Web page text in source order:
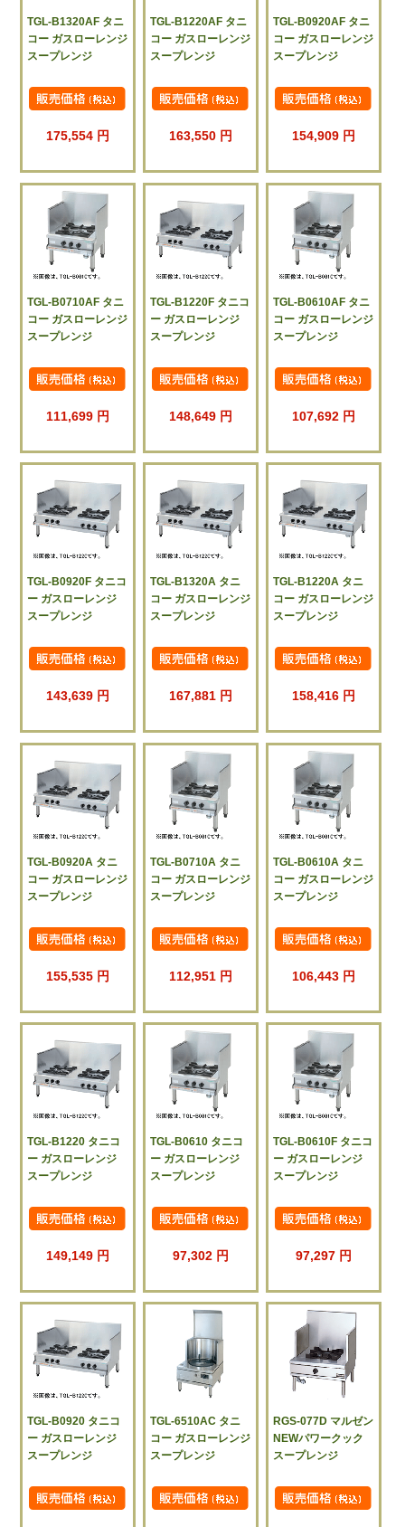
TGL-B1320AF タニ
コー ガスローレンジ
スープレンジ
175,554 円
TGL-B1220AF タニ
コー ガスローレンジ
スープレンジ
163,550 円
TGL-B0920AF タニ
コー ガスローレンジ
スープレンジ
154,909 円
TGL-B0710AF タニ
コー ガスローレンジ
スープレンジ
111,699 円
TGL-B1220F タニコ
ー ガスローレンジ
スープレンジ
148,649 円
TGL-B0610AF タニ
コー ガスローレンジ
スープレンジ
107,692 円
TGL-B0920F タニコ
ー ガスローレンジ
スープレンジ
143,639 円
TGL-B1320A タニ
コー ガスローレンジ
スープレンジ
167,881 円
TGL-B1220A タニ
コー ガスローレンジ
スープレンジ
158,416 円
TGL-B0920A タニ
コー ガスローレンジ
スープレンジ
155,535 円
TGL-B0710A タニ
コー ガスローレンジ
スープレンジ
112,951 円
TGL-B0610A タニ
コー ガスローレンジ
スープレンジ
106,443 円
TGL-B1220 タニコ
ー ガスローレンジ
スープレンジ
149,149 円
TGL-B0610 タニコ
ー ガスローレンジ
スープレンジ
97,302 円
TGL-B0610F タニコ
ー ガスローレンジ
スープレンジ
97,297 円
TGL-B0920 タニコ
ー ガスローレンジ
スープレンジ
TGL-6510AC タニ
コー ガスローレンジ
スープレンジ
RGS-077D マルゼン
NEWパワークック
スープレンジ